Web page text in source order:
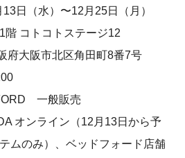
日（水）〜12月25日（月）
階 コトコトステージ12
府大阪市北区角田町8番7号
一般販売
オンライン（12月13日から予
ムのみ）、ベッドフォード店舗